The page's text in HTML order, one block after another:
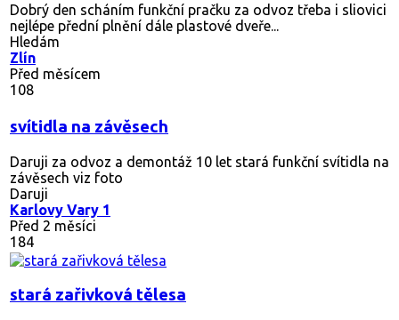
Dobrý den scháním funkční pračku za odvoz třeba i sliovici
nejlépe přední plnění dále plastové dveře...
Hledám
Zlín
Před měsícem
108
svítidla na závěsech
Daruji za odvoz a demontáž 10 let stará funkční svítidla na
závěsech viz foto
Daruji
Karlovy Vary 1
Před 2 měsíci
184
stará zařivková tělesa